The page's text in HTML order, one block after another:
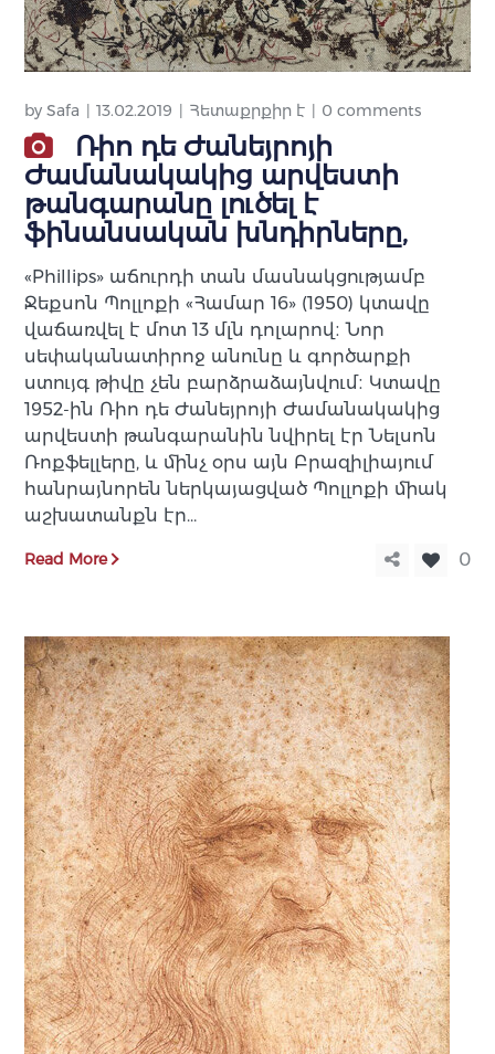
bySafa 13.02.2019 Հետաքրքիր է 0 comments
Ռիո դե Ժանեյրոյի
Ժամանակակից արվեստի
թանգարանը լուծել է
ֆինանսական խնդիրները,
«Phillips» աճուրդի տան մասնակցությամբ
Ջեքսոն Պոլլոքի «Համար 16» (1950) կտավը
վաճառվել է մոտ 13 մլն դոլարով։ Նոր
սեփականատիրոջ անունը և գործարքի
ստույգ թիվը չեն բարձրաձայնվում։ Կտավը
1952-ին Ռիո դե Ժանեյրոյի Ժամանակակից
արվեստի թանգարանին նվիրել էր Նելսոն
Ռոքֆելլերը, և մինչ օրս այն Բրազիլիայում
հանրայնորեն ներկայացված Պոլլոքի միակ
աշխատանքն էր…
Read More 0